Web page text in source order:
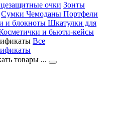
очки Зонты
Сумки Чемоданы Портфели
и блокноты Шкатулки для
и бьюти-кейсы
Все
товары ...